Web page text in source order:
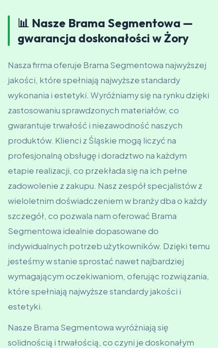
📊 Nasze Brama Segmentowa —
gwarancja doskonałości w Żory
Nasza firma oferuje Brama Segmentowa najwyższej
jakości, które spełniają najwyższe standardy
wykonania i estetyki. Wyróżniamy się na rynku dzięki
zastosowaniu sprawdzonych materiałów, co
gwarantuje trwałość i niezawodność naszych
produktów. Klienci z Śląskie mogą liczyć na
profesjonalną obsługę i doradztwo na każdym
etapie realizacji, co przekłada się na ich pełne
zadowolenie z zakupu. Nasz zespół specjalistów z
wieloletnim doświadczeniem w branży dba o każdy
szczegół, co pozwala nam oferować Brama
Segmentowa idealnie dopasowane do
indywidualnych potrzeb użytkowników. Dzięki temu
jesteśmy w stanie sprostać nawet najbardziej
wymagającym oczekiwaniom, oferując rozwiązania,
które spełniają najwyższe standardy jakości i
estetyki.
Nasze Brama Segmentowa wyróżniają się
solidnością i trwałością, co czyni je doskonałym